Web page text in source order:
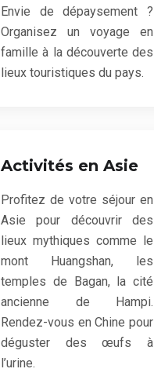
Envie de dépaysement ?
Organisez un voyage en
famille à la découverte des
lieux touristiques du pays.
Activités en Asie
Profitez de votre séjour en
Asie pour découvrir des
lieux mythiques comme le
mont Huangshan, les
temples de Bagan, la cité
ancienne de Hampi.
Rendez-vous en Chine pour
déguster des œufs à
l’urine.